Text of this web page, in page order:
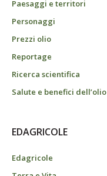
Paesaggi e territori
Personaggi
Prezzi olio
Reportage
Ricerca scientifica
Salute e benefici dell’olio
EDAGRICOLE
Edagricole